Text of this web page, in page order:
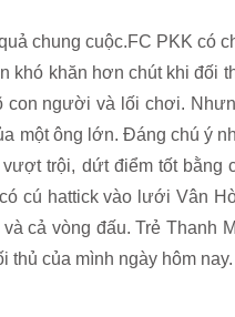
chung cuộc.FC PKK có
khó khăn hơn chút khi đối
người và lối chơi.
một ông lớn. Đáng chú ý
trội, dứt điểm tốt bằng
cú hattick vào lưới Vân
cả vòng đấu. Trẻ Thanh
thủ của mình ngày hôm nay.